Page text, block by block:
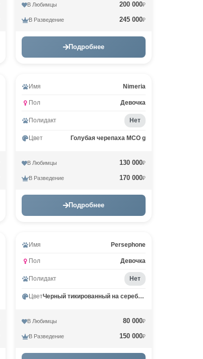
В Любимцы 200 000₽
В Разведение 245 000₽
Подробнее
Имя Nimeria
Пол Девочка
Полидакт Нет
Цвет Голубая черепаха MCO g
В Любимцы 130 000₽
В Разведение 170 000₽
Подробнее
Имя Persephone
Пол Девочка
Полидакт Нет
Цвет Черный тикированный на серебре MCO ns 25
В Любимцы 80 000₽
В Разведение 150 000₽